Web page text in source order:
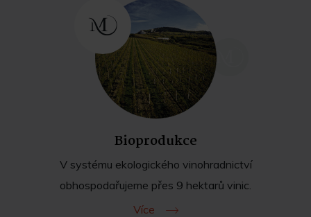
Bioprodukce
V systému ekologického vinohradnictví
obhospodařujeme přes 9 hektarů vinic.
Více